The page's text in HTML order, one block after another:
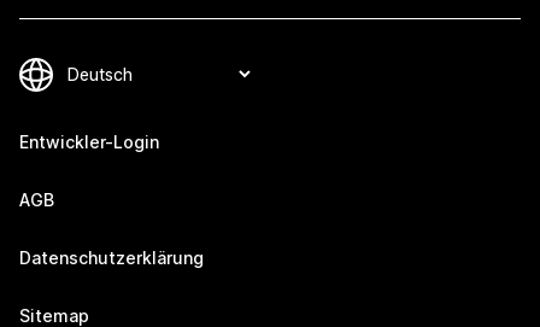
Entwickler-Login
AGB
Datenschutzerklärung
Sitemap